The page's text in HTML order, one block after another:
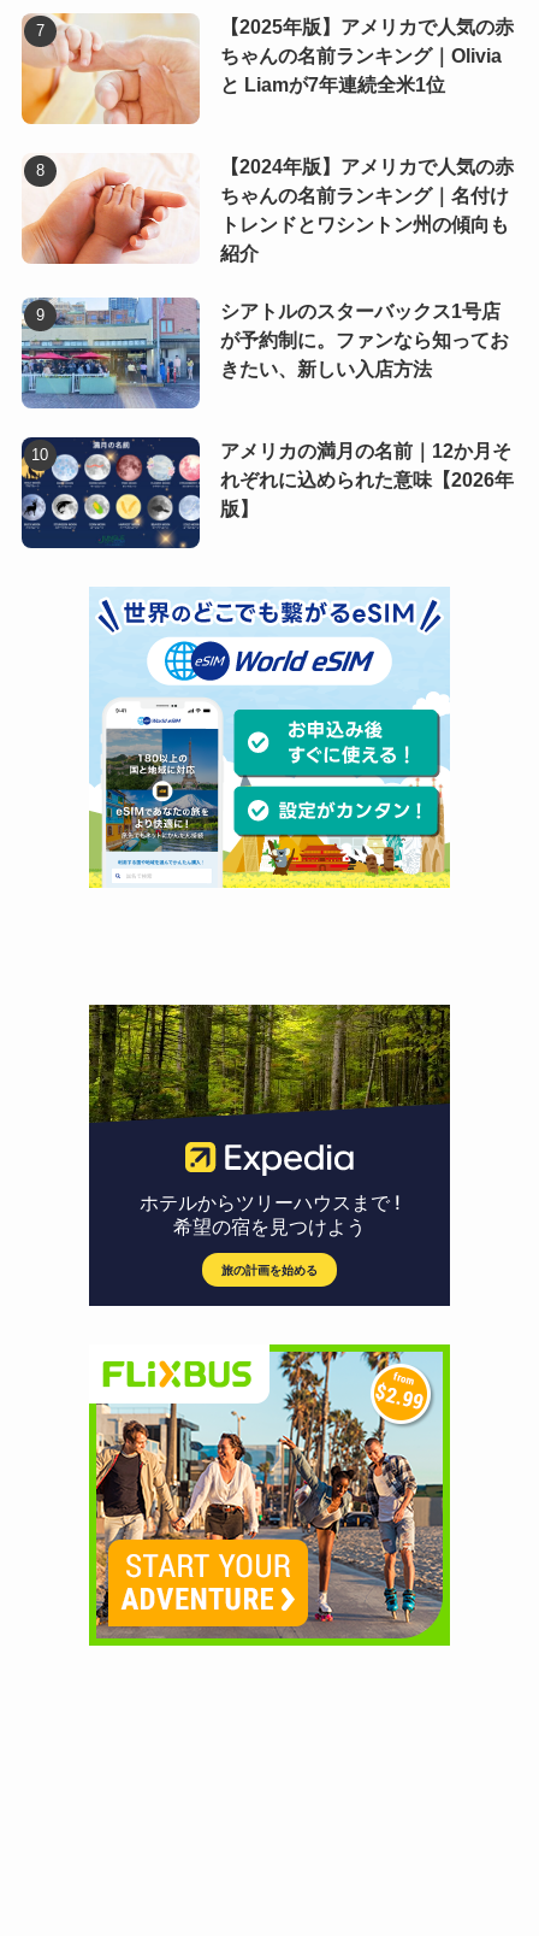
【2025年版】アメリカで人気の赤
ちゃんの名前ランキング｜Olivia
と Liamが7年連続全米1位
【2024年版】アメリカで人気の赤
ちゃんの名前ランキング｜名付け
トレンドとワシントン州の傾向も
紹介
シアトルのスターバックス1号店
が予約制に。ファンなら知ってお
きたい、新しい入店方法
アメリカの満月の名前｜12か月そ
れぞれに込められた意味【2026年
版】